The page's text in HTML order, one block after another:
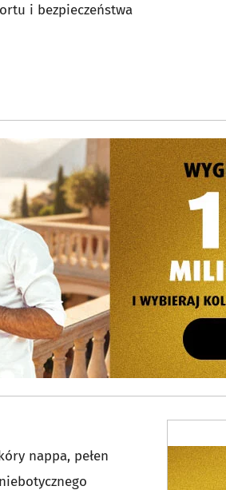
i bezpieczeństwa
nappa, pełen